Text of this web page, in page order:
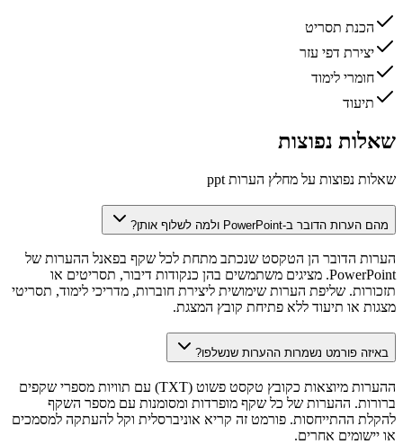
הכנת תסריט
יצירת דפי עזר
חומרי לימוד
תיעוד
שאלות נפוצות
שאלות נפוצות על מחלץ הערות ppt
מהם הערות הדובר ב-PowerPoint ולמה לשלוף אותן?
הערות הדובר הן הטקסט שנכתב מתחת לכל שקף בפאנל ההערות של
PowerPoint. מציגים משתמשים בהן כנקודות דיבור, תסריטים או
תזכורות. שליפת הערות שימושית ליצירת חוברות, מדריכי לימוד, תסריטי
מצגות או תיעוד ללא פתיחת קובץ המצגת.
באיזה פורמט נשמרות ההערות שנשלפו?
ההערות מיוצאות כקובץ טקסט פשוט (TXT) עם תוויות מספרי שקפים
ברורות. ההערות של כל שקף מופרדות ומסומנות עם מספר השקף
להקלת ההתייחסות. פורמט זה קריא אוניברסלית וקל להעתקה למסמכים
או יישומים אחרים.